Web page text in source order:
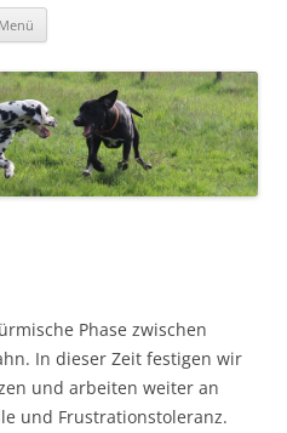
Menü
Phase zwischen
In dieser Zeit festigen wir
und arbeiten weiter an
und Frustrationstoleranz.